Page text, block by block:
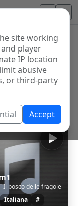
site working
player
IP location
abusive
or third-party
Accept
around the
streams, AM
Il bosco delle fragole
Italiana
#